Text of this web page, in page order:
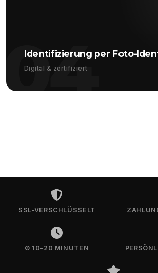
04
Identifizierung per Foto-
Digital & zertifiziert
SSL-VERSCHLÜSSELT
Ø 10–20 MINUTEN